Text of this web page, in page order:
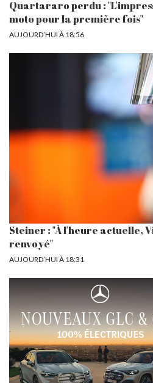
Quartararo perdu :
moto pour la première fois"
AUJOURD’HUI À 18:56
Steiner : "À l'heure actuelle,
renvoyé"
AUJOURD’HUI À 18:31